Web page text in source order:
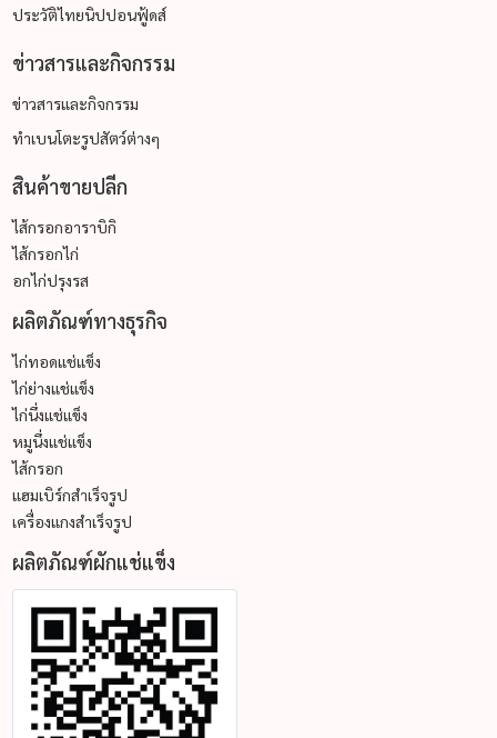
ประวัติไทยนิปปอนฟู้ดส์
ข่าวสารและกิจกรรม
ข่าวสารและกิจกรรม
ทำเบนโตะรูปสัตว์ต่างๆ
สินค้าขายปลีก
ไส้กรอกอาราบิกิ
ไส้กรอกไก่
อกไก่ปรุงรส
ผลิตภัณฑ์ทางธุรกิจ
ไก่ทอดแช่แข็ง
ไก่ย่างแช่แข็ง
ไก่นึ่งแช่แข็ง
หมูนึ่งแช่แข็ง
ไส้กรอก
แฮมเบิร์กสำเร็จรูป
เครื่องแกงสำเร็จรูป
ผลิตภัณฑ์ผักแช่แข็ง